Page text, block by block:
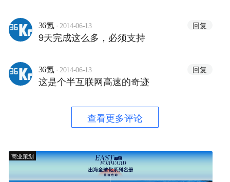
36氪 · 2014-06-13 回复
9天完成这么多，必须支持
36氪 · 2014-06-13 回复
这是个半互联网高速的奇迹
查看更多评论
商业策划